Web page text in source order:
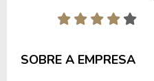
SOBRE A EMPRESA